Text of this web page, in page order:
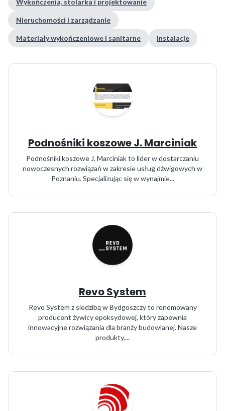
Wykończenia, stolarka i projektowanie
Nieruchomości i zarządzanie
Materiały wykończeniowe i sanitarne Instalacje
Podnośniki koszowe J. Marciniak
Podnośniki koszowe J. Marciniak to lider w dostarczaniu
nowoczesnych rozwiązań w zakresie usług dźwigowych w
Poznaniu. Specjalizując się w wynajmie...
Revo System
Revo System z siedzibą w Bydgoszczy to renomowany
producent żywicy epoksydowej, który zapewnia
innowacyjne rozwiązania dla branży budowlanej. Nasze
produkty,...